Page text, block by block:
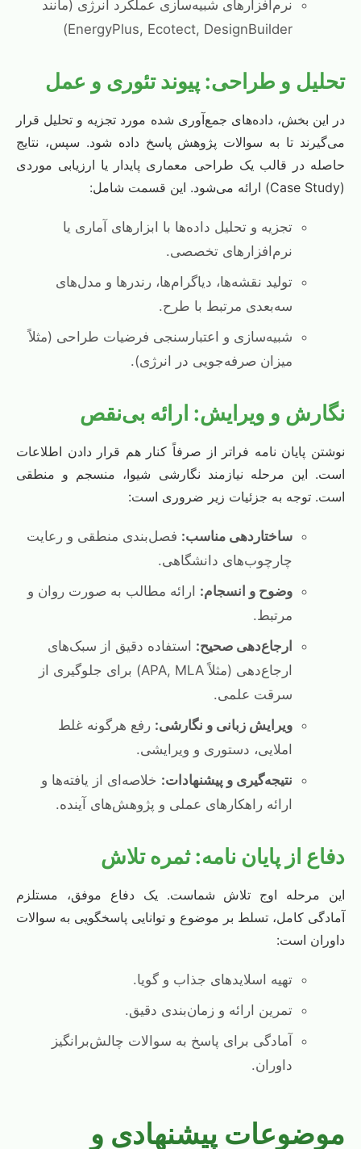
نرم‌افزارهای شبیه‌سازی عملکرد انرژی (مانند
EnergyPlus, Ecotect, DesignBuilder)
تحلیل و طراحی: پیوند تئوری و عمل
در این بخش، داده‌های جمع‌آوری شده مورد تجزیه و تحلیل قرار
می‌گیرند تا به سوالات پژوهش پاسخ داده شود. سپس، نتایج
حاصله در قالب یک طراحی معماری پایدار یا ارزیابی موردی
(Case Study) ارائه می‌شود. این قسمت شامل:
تجزیه و تحلیل داده‌ها با ابزارهای آماری یا
نرم‌افزارهای تخصصی.
تولید نقشه‌ها، دیاگرام‌ها، رندرها و مدل‌های
سه‌بعدی مرتبط با طرح.
شبیه‌سازی و اعتبارسنجی فرضیات طراحی (مثلاً
میزان صرفه‌جویی در انرژی).
نگارش و ویرایش: ارائه بی‌نقص
نوشتن پایان نامه فراتر از صرفاً کنار هم قرار دادن اطلاعات
است. این مرحله نیازمند نگارشی شیوا، منسجم و منطقی
است. توجه به جزئیات زیر ضروری است:
ساختاردهی مناسب: فصل‌بندی منطقی و رعایت
چارچوب‌های دانشگاهی.
وضوح و انسجام: ارائه مطالب به صورت روان و
مرتبط.
ارجاع‌دهی صحیح: استفاده دقیق از سبک‌های
ارجاع‌دهی (مثلاً APA, MLA) برای جلوگیری از
سرقت علمی.
ویرایش زبانی و نگارشی: رفع هرگونه غلط
املایی، دستوری و ویرایشی.
نتیجه‌گیری و پیشنهادات: خلاصه‌ای از یافته‌ها و
ارائه راهکارهای عملی و پژوهش‌های آینده.
دفاع از پایان نامه: ثمره تلاش
این مرحله اوج تلاش شماست. یک دفاع موفق، مستلزم
آمادگی کامل، تسلط بر موضوع و توانایی پاسخگویی به سوالات
داوران است:
تهیه اسلاید‌های جذاب و گویا.
تمرین ارائه و زمان‌بندی دقیق.
آمادگی برای پاسخ به سوالات چالش‌برانگیز
داوران.
موضوعات پیشنهادی و